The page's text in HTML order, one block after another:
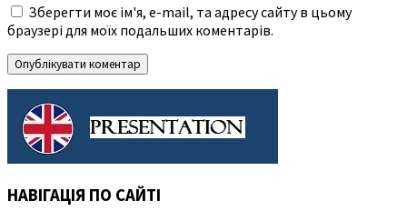
Зберегти моє ім'я, e-mail, та адресу сайту в цьому
браузері для моїх подальших коментарів.
НАВІГАЦІЯ ПО САЙТІ